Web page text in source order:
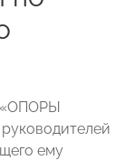
«ОПОРЫ
ему